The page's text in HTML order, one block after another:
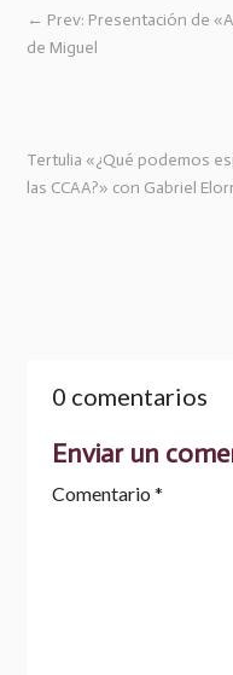
← Prev: Presentación de
de Miguel
Tertulia «¿Qué podemos
las CCAA?» con Gabriel
0 comentarios
Enviar un
Comentario *